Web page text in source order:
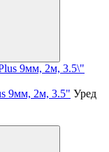
9мм, 2м, 3.5" Уред